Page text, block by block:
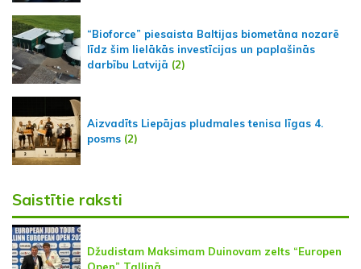
“Bioforce” piesaista Baltijas biometāna nozarē
līdz šim lielākās investīcijas un paplašinās
darbību Latvijā (2)
Aizvadīts Liepājas pludmales tenisa līgas 4.
posms (2)
Saistītie raksti
Džudistam Maksimam Duinovam zelts “Europen